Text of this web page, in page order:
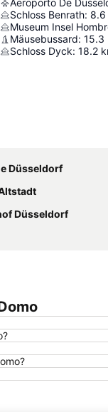
Aeroporto De
Schloss Benrath: 8.6
Museum Insel
Mäusebussard: 15.3
Schloss Dyck: 18.2
Düsseldorf
Düsseldorf